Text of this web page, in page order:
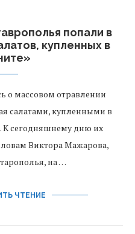
попали в
купленных в
о массовом отравлении
салатами, купленными в
К сегодняшнему дню их
Виктора Мажарова,
на …
ЧТЕНИЕ